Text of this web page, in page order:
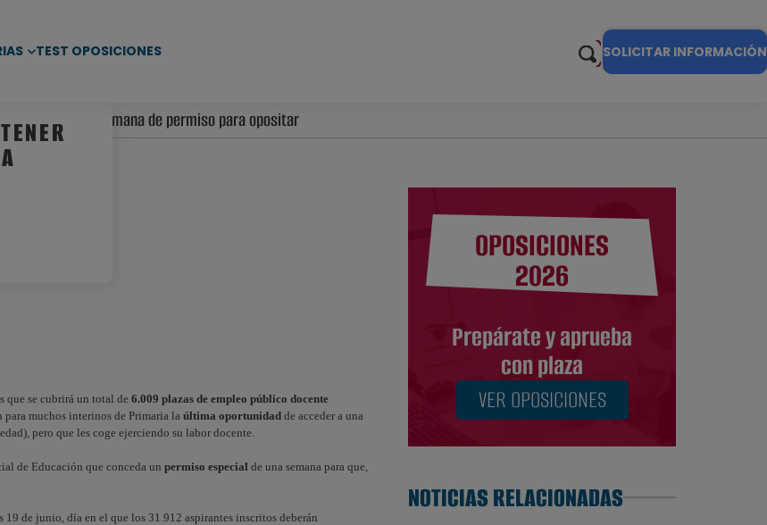
TEST OPOSICIONES SOLICITAR INFORMACIÓN
tener una semana de permiso para opositar
que se cubrirá un total de 6.009 plazas de empleo público docente
muchos interinos de Primaria la última oportunidad de acceder a una
pero que les coge ejerciendo su labor docente.
de Educación que conceda un permiso especial de una semana para que,
19 de junio, día en el que los 31.912 aspirantes inscritos deberán
OPOSICIONES
2026
Prepárate y aprueba
con plaza
VER OPOSICIONES
NOTICIAS RELACIONADAS